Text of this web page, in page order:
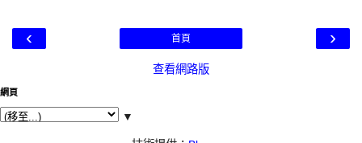
‹ ›
首頁
查看網路版
網頁
▼